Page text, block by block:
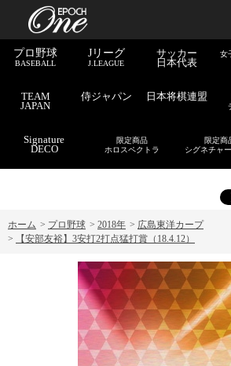
プロ野球
BASEBALL
Jリーグ
J.LEAGUE
サッカー
日本代表
女
TEAM
JAPAN
侍ジャパン 日本将棋連盟
Signature
DECO
限定商品
ホロスペクトラ
限定商
シグネチャ
ホーム > プロ野球 > 2018年 > 広島東洋カープ
>
【安部友裕】3安打2打点猛打賞（18.4.12）